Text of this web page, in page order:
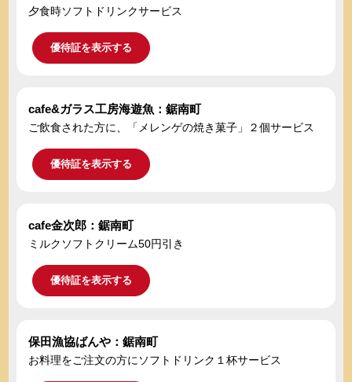
夕食時ソフトドリンクサービス
優待証を表示する
cafe&ガラス工房海遊魚：鋸南町
ご飲食された方に、「メレンゲの焼き菓子」２個サービス
優待証を表示する
cafe金次郎：鋸南町
ミルクソフトクリーム50円引き
優待証を表示する
保田漁協ばんや：鋸南町
お料理をご注文の方にソフトドリンク１杯サービス